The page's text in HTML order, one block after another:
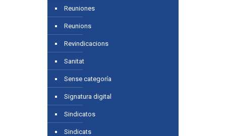
Reuniones
Reunions
Revindicacions
Sanitat
Sense categoría
Signatura digital
Sindicatos
Sindicats